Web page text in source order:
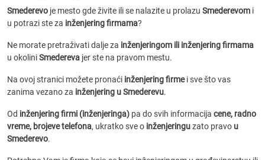
Smederevo je mesto gde živite ili se nalazite u prolazu Smederevom i
u potrazi ste za inženjering firmama?
Ne morate pretraživati dalje za inženjeringom ili inženjering firmama
u okoliniSmedereva jer ste na pravom mestu.
Na ovoj stranici možete pronaći inženjering firmei sve što vas
zanima vezano za inženjering u Smederevu.
Od inženjering firmi (inženjeringa) pa do svih informacija cene, radno
vreme, brojeve telefona, ukratko sve o inženjeringuzato pravo u
Smederevo.